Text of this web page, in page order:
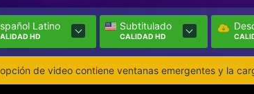
Latino
HD
Subtitulado
CALIDAD HD
de video contiene ventanas emergentes y la